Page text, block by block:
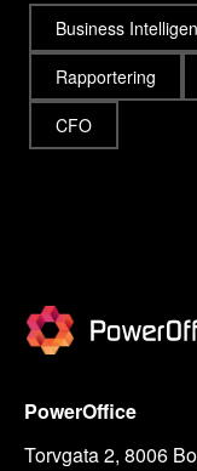
Business
Rapportering
CFO
PowerOffice
Torvgata 2, 8006